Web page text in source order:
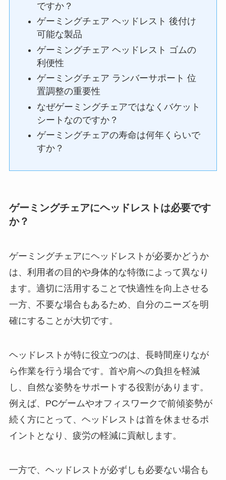
ですか？
ゲーミングチェア ヘッドレスト 後付け
可能な製品
ゲーミングチェア ヘッドレスト ゴムの
利便性
ゲーミングチェア ランバーサポート 位
置調整の重要性
なぜゲーミングチェアではなくバケット
シートなのですか？
ゲーミングチェアの寿命は何年くらいで
すか？
ゲーミングチェアにヘッドレストは必要です
か？
ゲーミングチェアにヘッドレストが必要かどうか
は、利用者の目的や身体的な特徴によって異なり
ます。適切に活用することで快適性を向上させる
一方、不要な場合もあるため、自分のニーズを明
確にすることが大切です。
ヘッドレストが特に役立つのは、長時間座りなが
ら作業を行う場合です。首や肩への負担を軽減
し、自然な姿勢をサポートする役割があります。
例えば、PCゲームやオフィスワークで前傾姿勢が
続く方にとって、ヘッドレストは首を休ませるポ
イントとなり、疲労の軽減に貢献します。
一方で、ヘッドレストが必ずしも必要ない場合も